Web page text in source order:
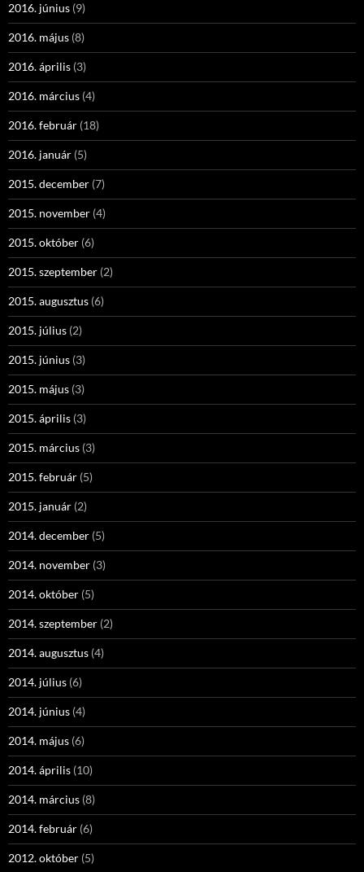
2016. június (9)
2016. május (8)
2016. április (3)
2016. március (4)
2016. február (18)
2016. január (5)
2015. december (7)
2015. november (4)
2015. október (6)
2015. szeptember (2)
2015. augusztus (6)
2015. július (2)
2015. június (3)
2015. május (3)
2015. április (3)
2015. március (3)
2015. február (5)
2015. január (2)
2014. december (5)
2014. november (3)
2014. október (5)
2014. szeptember (2)
2014. augusztus (4)
2014. július (6)
2014. június (4)
2014. május (6)
2014. április (10)
2014. március (8)
2014. február (6)
2012. október (5)